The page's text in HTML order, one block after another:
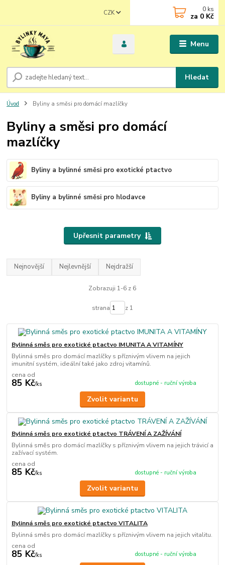
Menu
CZK
Hledat
0 ks
za 0 Kč
Úvod Byliny a směsi pro domácí mazlíčky
Byliny a směsi pro domácí
mazlíčky
Byliny a bylinné směsi pro exotické ptactvo
Byliny a bylinné směsi pro hlodavce
Upřesnit parametry
Nejnovější Nejlevnější Nejdražší
Zobrazuji 1-6 z 6
strana z 1
Bylinná směs pro exotické ptactvo IMUNITA A VITAMÍNY
Bylinná směs pro domácí mazlíčky s příznivým vlivem na jejich
imunitní systém, ideální také jako zdroj vitamínů.
cena od
85 Kč/ks dostupné - ruční výroba
Zvolit variantu
Bylinná směs pro exotické ptactvo TRÁVENÍ A ZAŽÍVÁNÍ
Bylinná směs pro domácí mazlíčky s příznivým vlivem na jejich trávicí a
zažívací systém.
cena od
85 Kč/ks dostupné - ruční výroba
Zvolit variantu
Bylinná směs pro exotické ptactvo VITALITA
Bylinná směs pro domácí mazlíčky s příznivým vlivem na jejich vitalitu.
cena od
85 Kč/ks dostupné - ruční výroba